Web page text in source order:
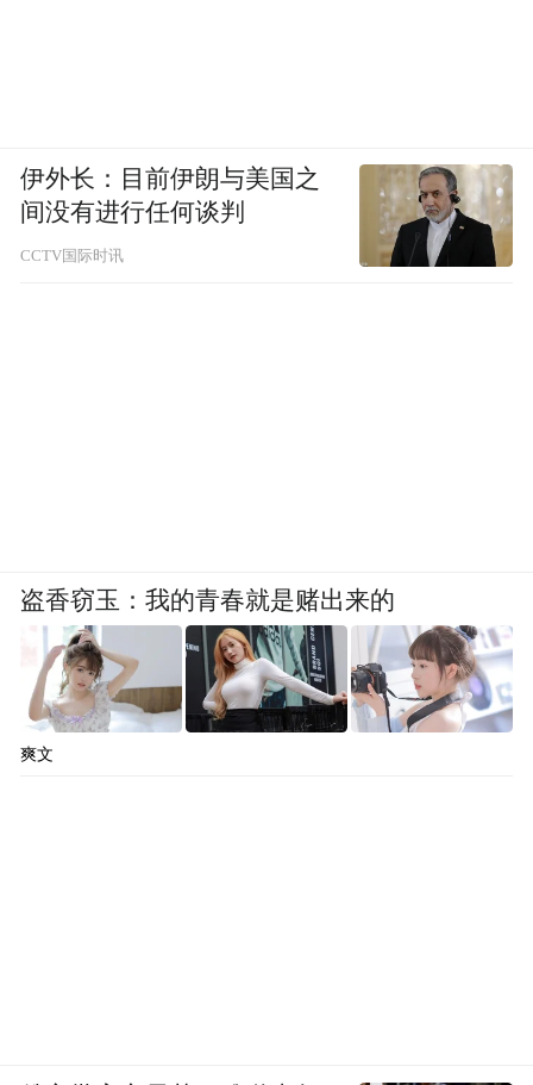
伊外长：目前伊朗与美国之
间没有进行任何谈判
CCTV国际时讯
盗香窃玉：我的青春就是赌出来的
爽文